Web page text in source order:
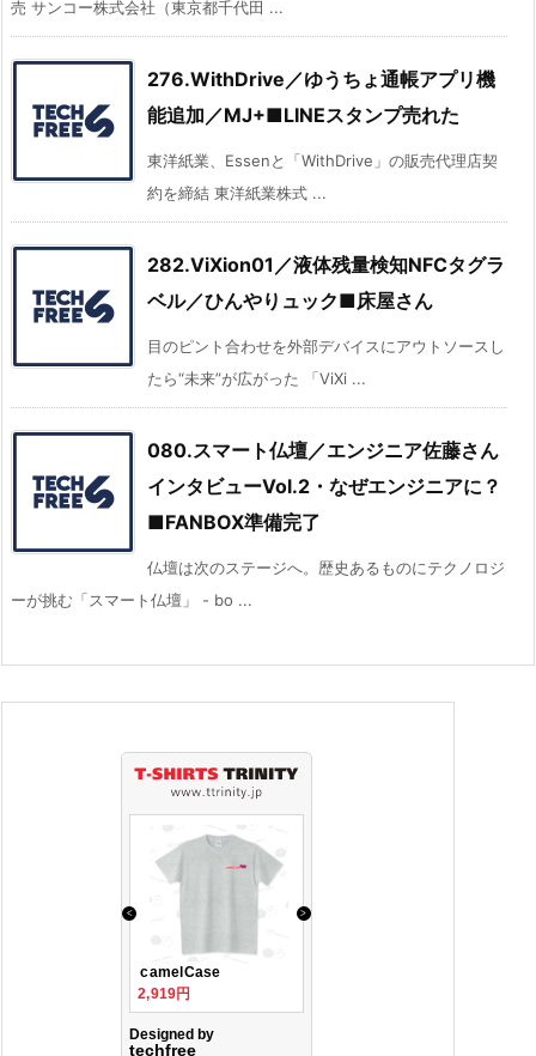
売 サンコー株式会社（東京都千代田 ...
276.WithDrive／ゆうちょ通帳アプリ機
能追加／MJ+■LINEスタンプ売れた
東洋紙業、Essenと「WithDrive」の販売代理店契
約を締結 東洋紙業株式 ...
282.ViXion01／液体残量検知NFCタグラ
ベル／ひんやりュック■床屋さん
目のピント合わせを外部デバイスにアウトソースし
たら“未来”が広がった 「ViXi ...
080.スマート仏壇／エンジニア佐藤さん
インタビューVol.2・なぜエンジニアに？
■FANBOX準備完了
仏壇は次のステージへ。歴史あるものにテクノロジ
ーが挑む「スマート仏壇」 - bo ...